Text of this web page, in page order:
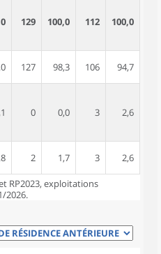
129 100,0 112 100,0
127 98,3 106 94,7
0 0,0 3 2,6
2 1,7 3 2,6
RP2023, exploitations
2026.